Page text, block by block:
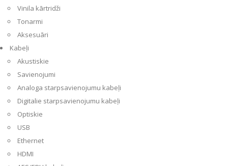
Vinila kārtridži
Tonarmi
Aksesuāri
Kabeļi
Akustiskie
Savienojumi
Analoga starpsavienojumu kabeļi
Digitalie starpsavienojumu kabeļi
Optiskie
USB
Ethernet
HDMI